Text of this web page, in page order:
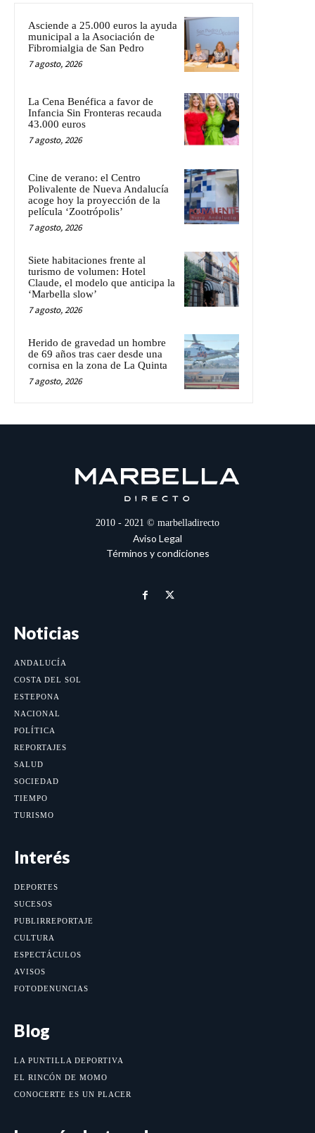
Asciende a 25.000 euros la ayuda
municipal a la Asociación de
Fibromialgia de San Pedro
7 agosto, 2026
La Cena Benéfica a favor de
Infancia Sin Fronteras recauda
43.000 euros
7 agosto, 2026
Cine de verano: el Centro
Polivalente de Nueva Andalucía
acoge hoy la proyección de la
película ‘Zootrópolis’
7 agosto, 2026
Siete habitaciones frente al
turismo de volumen: Hotel
Claude, el modelo que anticipa la
‘Marbella slow’
7 agosto, 2026
Herido de gravedad un hombre
de 69 años tras caer desde una
cornisa en la zona de La Quinta
7 agosto, 2026
2010 - 2021 © marbelladirecto
Aviso Legal
Términos y condiciones
Noticias
ANDALUCÍA
COSTA DEL SOL
ESTEPONA
NACIONAL
POLÍTICA
REPORTAJES
SALUD
SOCIEDAD
TIEMPO
TURISMO
Interés
DEPORTES
SUCESOS
PUBLIRREPORTAJE
CULTURA
ESPECTÁCULOS
AVISOS
FOTODENUNCIAS
Blog
LA PUNTILLA DEPORTIVA
EL RINCÓN DE MOMO
CONOCERTE ES UN PLACER